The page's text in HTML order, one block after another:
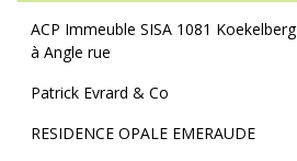
ACP Immeuble SISA 1081 Koekelberg
à Angle rue
Patrick Evrard & Co
RESIDENCE OPALE EMERAUDE